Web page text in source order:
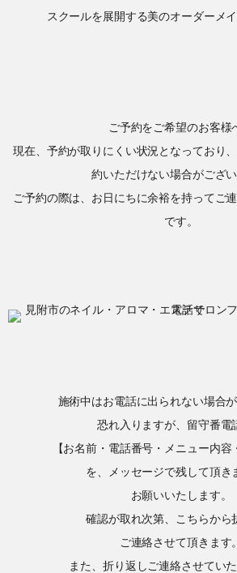
スクールを展開する美のオーダーメイ
ご予約をご希望のお客様
現在、予約が取りにくい状況となっており
約いただけない場合がござい
ご予約の際は、お日にちに余裕を持ってご
です。
施術中はお電話に出られない場合が
恐れ入りますが、留守番電
【お名前・電話番号・メニュー内容
を、メッセージで残して頂き
お願いいたします。
確認が取れ次第、こちらから
ご連絡させて頂きます。
また、折り返しご連絡させていた